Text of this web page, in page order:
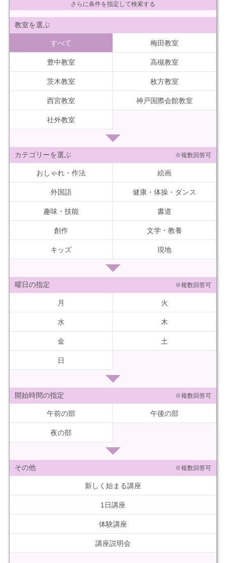
さらに条件を指定して検索する
教室を選ぶ
すべて 梅田教室
豊中教室 高槻教室
茨木教室 枚方教室
西宮教室 神戸国際会館教室
社外教室
カテゴリーを選ぶ ※複数回答可
おしゃれ・作法 絵画
外国語 健康・体操・ダンス
趣味・技能 書道
創作 文学・教養
キッズ 現地
曜日の指定 ※複数回答可
月 火
水 木
金 土
日
開始時間の指定 ※複数回答可
午前の部 午後の部
夜の部
その他 ※複数回答可
新しく始まる講座
1日講座
体験講座
講座説明会